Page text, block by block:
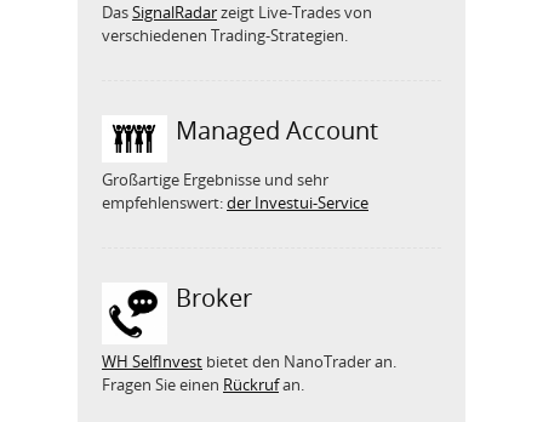
DasSignalRadarzeigt Live-Trades von
verschiedenen Trading-Strategien.
Managed Account
Großartige Ergebnisse und sehr
empfehlenswert:der Investui-Service
Broker
WH SelfInvest bietet den NanoTrader an.
Fragen Sie einen Rückrufan.